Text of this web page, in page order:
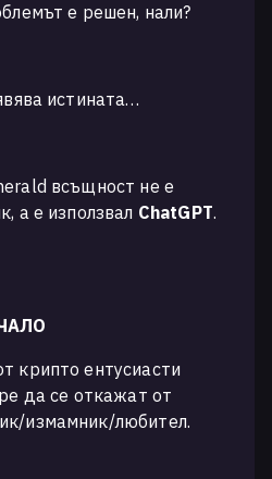
е решен, нали?
истината…
всъщност не е
а е използвал ChatGPT.
крипто ентусиасти
да се откажат от
измамник/любител.